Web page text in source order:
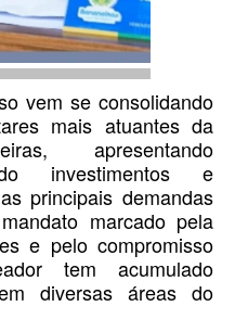
vem se consolidando
mais atuantes da
apresentando
investimentos e
principais demandas
marcado pela
e pelo compromisso
tem acumulado
diversas áreas do